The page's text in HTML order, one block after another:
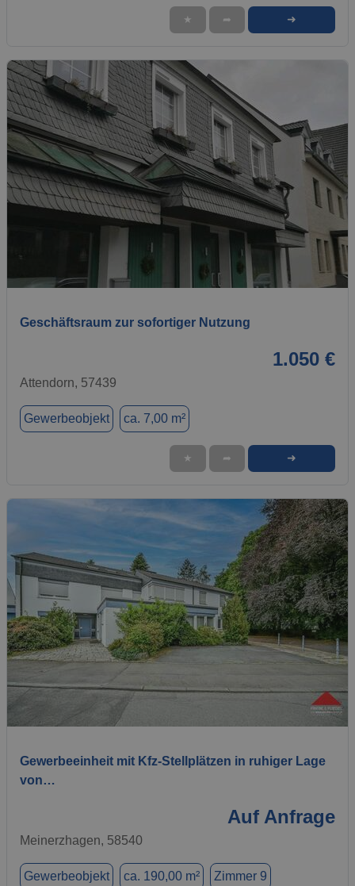
★ ➦ ➜
1 / 7
Geschäftsraum zur sofortiger Nutzung
1.050 €
Attendorn, 57439
Gewerbeobjekt ca. 7,00 m²
★ ➦ ➜
1 / 15
Gewerbeeinheit mit Kfz-Stellplätzen in ruhiger Lage
von…
Auf Anfrage
Meinerzhagen, 58540
Gewerbeobjekt ca. 190,00 m² Zimmer 9